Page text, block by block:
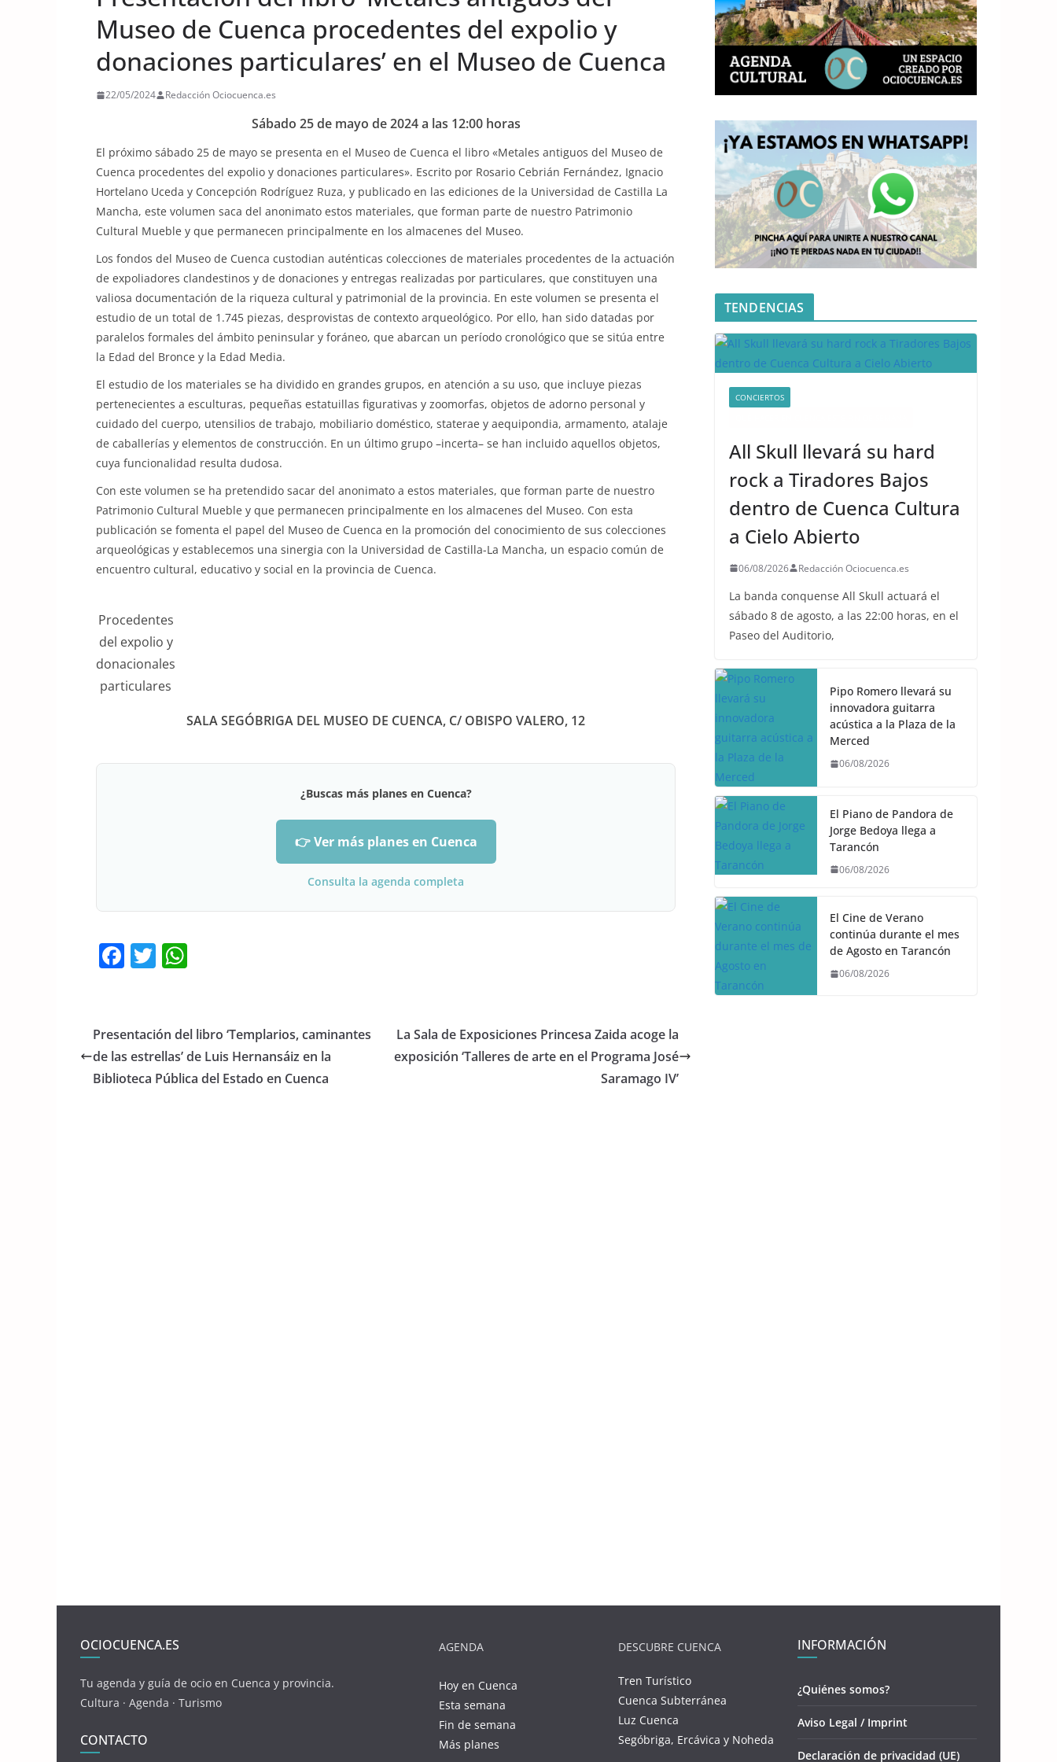
Museo de Cuenca procedentes del expolio y
donaciones particulares’ en el Museo de Cuenca
22/05/2024 Redacción Ociocuenca.es
Sábado 25 de mayo de 2024 a las 12:00 horas
El próximo sábado 25 de mayo se presenta en el Museo de Cuenca el libro «Metales antiguos del Museo de
Cuenca procedentes del expolio y donaciones particulares». Escrito por Rosario Cebrián Fernández, Ignacio
Hortelano Uceda y Concepción Rodríguez Ruza, y publicado en las ediciones de la Universidad de Castilla La
Mancha, este volumen saca del anonimato estos materiales, que forman parte de nuestro Patrimonio
Cultural Mueble y que permanecen principalmente en los almacenes del Museo.
Los fondos del Museo de Cuenca custodian auténticas colecciones de materiales procedentes de la actuación
de expoliadores clandestinos y de donaciones y entregas realizadas por particulares, que constituyen una
valiosa documentación de la riqueza cultural y patrimonial de la provincia. En este volumen se presenta el
estudio de un total de 1.745 piezas, desprovistas de contexto arqueológico. Por ello, han sido datadas por
paralelos formales del ámbito peninsular y foráneo, que abarcan un período cronológico que se sitúa entre
la Edad del Bronce y la Edad Media.
El estudio de los materiales se ha dividido en grandes grupos, en atención a su uso, que incluye piezas
pertenecientes a esculturas, pequeñas estatuillas figurativas y zoomorfas, objetos de adorno personal y
cuidado del cuerpo, utensilios de trabajo, mobiliario doméstico, staterae y aequipondia, armamento, atalaje
de caballerías y elementos de construcción. En un último grupo –incerta– se han incluido aquellos objetos,
cuya funcionalidad resulta dudosa.
Con este volumen se ha pretendido sacar del anonimato a estos materiales, que forman parte de nuestro
Patrimonio Cultural Mueble y que permanecen principalmente en los almacenes del Museo. Con esta
publicación se fomenta el papel del Museo de Cuenca en la promoción del conocimiento de sus colecciones
arqueológicas y establecemos una sinergia con la Universidad de Castilla-La Mancha, un espacio común de
encuentro cultural, educativo y social en la provincia de Cuenca.
Procedentes
del expolio y
donacionales
particulares
SALA SEGÓBRIGA DEL MUSEO DE CUENCA, C/ OBISPO VALERO, 12
¿Buscas más planes en Cuenca?
👉 Ver más planes en Cuenca
Consulta la agenda completa
F
e
b
o
T
er s
A
p
Presentación del libro ‘Templarios, caminantes
de las estrellas’ de Luis Hernansáiz en la
Biblioteca Pública del Estado en Cuenca
La Sala de Exposiciones Princesa Zaida acoge la
exposición ‘Talleres de arte en el Programa José
Saramago IV’
TENDENCIAS
CONCIERTOS
All Skull llevará su hard
rock a Tiradores Bajos
dentro de Cuenca Cultura
a Cielo Abierto
06/08/2026 Redacción Ociocuenca.es
La banda conquense All Skull actuará el
sábado 8 de agosto, a las 22:00 horas, en el
Paseo del Auditorio,
Pipo Romero llevará su
innovadora guitarra
acústica a la Plaza de la
Merced
06/08/2026
El Piano de Pandora de
Jorge Bedoya llega a
Tarancón
06/08/2026
El Cine de Verano
continúa durante el mes
de Agosto en Tarancón
06/08/2026
OCIOCUENCA.ES
Tu agenda y guía de ocio en Cuenca y provincia.
Cultura · Agenda · Turismo
CONTACTO
AGENDA
Hoy en Cuenca
Esta semana
Fin de semana
Más planes
DESCUBRE CUENCA
Tren Turístico
Cuenca Subterránea
Luz Cuenca
Segóbriga, Ercávica y Noheda
INFORMACIÓN
¿Quiénes somos?
Aviso Legal / Imprint
Declaración de privacidad (UE)